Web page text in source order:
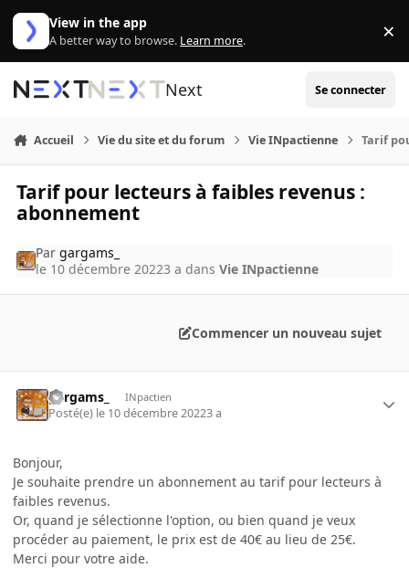
Aller au contenu
View in the app
A better way to browse. Learn more. ×
Next Se connecter
Accueil Vie du site et du forum Vie INpactienne Tarif
Tarif pour lecteurs à faibles revenus :
abonnement
Pargargams_
le 10 décembre 20223 a dansVie INpactienne
Commencer un nouveau sujet
gargams_ INpactien
Posté(e) le 10 décembre 20223 a
Bonjour,
Je souhaite prendre un abonnement au tarif pour lecteurs à
faibles revenus.
Or, quand je sélectionne l'option, ou bien quand je veux
procéder au paiement, le prix est de 40€ au lieu de 25€.
Merci pour votre aide.